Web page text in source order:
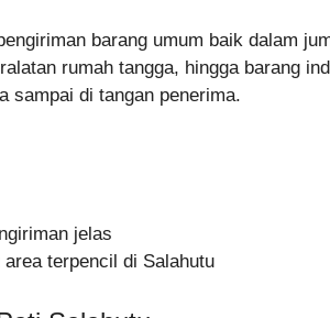
barang umum baik dalam
rumah tangga, hingga barang
sampai di tangan penerima.
jelas
terpencil di Salahutu